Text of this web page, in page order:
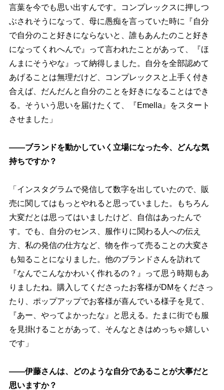
言葉を今でも思い出すんです。コンプレックスに押しつ
ぶされそうになって、母に愚痴を言っていた時に『自分
で自分のこと好きにならないと、誰もあんたのこと好き
になってくれへんで』って言われたことがあって、『ほ
んまにそうやな』って納得しました。自分を全部認めて
あげることは無理だけど、コンプレックスと上手く付き
合えば、だんだんと自分のことを好きになることはでき
る。そういう思いを届けたくて、『Emella』をスタート
させました」
――ブランドを動かしていく立場になった今、どんな気
持ちですか？
「インスタグラムで発信して数字を出していたので、販
売に関してはもっとやれると思っていました。もちろん
大変だとは思ってはいましたけど、自信はあったんで
す。でも、自分のセンス、服作りに関わる人への伝え
方、私の発信の仕方など、物を作って売ることの大変さ
も知ることになりました。他のブランドさんを訪れて
『なんでこんなかわいく作れるの？』って思う時期もあ
りましたね。購入してくださったお客様がDMをくださっ
たり、ポップアップでお客様が喜んでいる様子を見て、
『あー、やってよかったな』と思える。たまに街でも服
を見掛けることがあって、そんなときはめっちゃ嬉しい
です」
――伊藤さんは、どのような自分であることが大事だと
思いますか？